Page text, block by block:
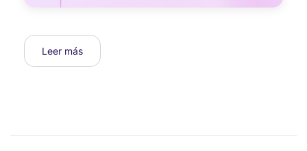
Leer más